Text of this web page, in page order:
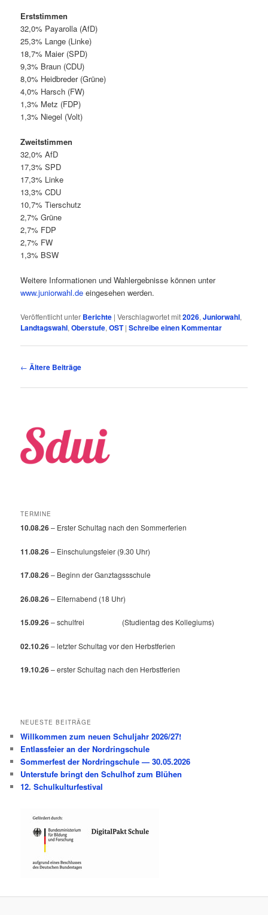
Erststimmen
32,0% Payarolla (AfD)
25,3% Lange (Linke)
18,7% Maier (SPD)
9,3% Braun (CDU)
8,0% Heidbreder (Grüne)
4,0% Harsch (FW)
1,3% Metz (FDP)
1,3% Niegel (Volt)
Zweitstimmen
32,0% AfD
17,3% SPD
17,3% Linke
13,3% CDU
10,7% Tierschutz
2,7% Grüne
2,7% FDP
2,7% FW
1,3% BSW
Weitere Informationen und Wahlergebnisse können unter
www.juniorwahl.de eingesehen werden.
Veröffentlicht unter Berichte |Verschlagwortet mit2026,Juniorwahl,
Landtagswahl,Oberstufe,OST |Schreibe einen Kommentar
Beitragsnavigation
← Ältere Beiträge
TERMINE
10.08.26– Erster Schultag nach den Sommerferien
11.08.26– Einschulungsfeier (9.30 Uhr)
17.08.26– Beginn der Ganztagssschule
26.08.26– Elternabend (18 Uhr)
15.09.26– schulfrei (Studientag des Kollegiums)
02.10.26– letzter Schultag vor den Herbstferien
19.10.26– erster Schultag nach den Herbstferien
NEUESTE BEITRÄGE
Willkommen zum neuen Schuljahr 2026/27!
Entlassfeier an der Nordringschule
Sommerfest der Nordringschule — 30.05.2026
Unterstufe bringt den Schulhof zum Blühen
12. Schulkulturfestival